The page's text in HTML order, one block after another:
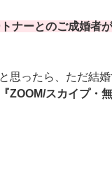
ナーとのご成婚者
と思ったら、ただ結
『ZOOM/スカイプ・